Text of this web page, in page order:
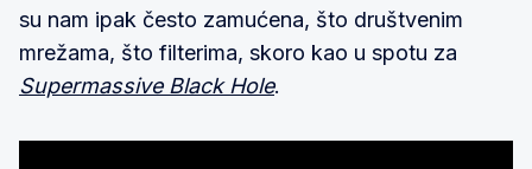
su nam ipak često zamućena, što društvenim
mrežama, što filterima, skoro kao u spotu za
Supermassive Black Hole.